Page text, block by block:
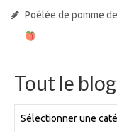
Poêlée de pomme
Tout le blog
Tout
le